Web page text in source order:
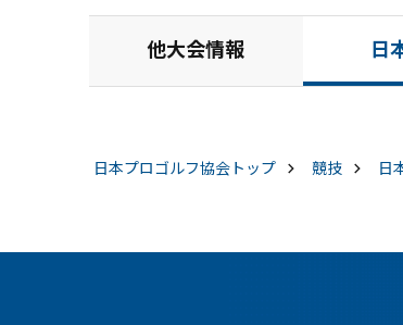
他大会情報 日
日本プロゴルフ協会 トップ 競技 日